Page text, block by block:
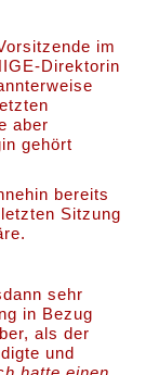
im
Direktorin
aber
gehört
bereits
Sitzung
sehr
in Bezug
als der
und